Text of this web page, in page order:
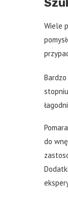
Wiele
stopniu
do